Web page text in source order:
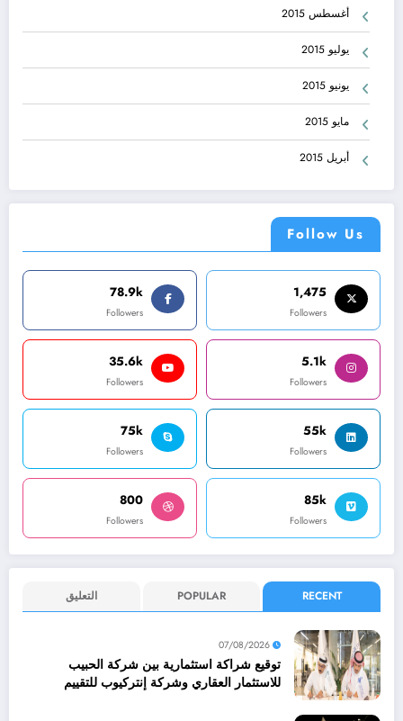
أغسطس 2015
يوليو 2015
يونيو 2015
مايو 2015
أبريل 2015
Follow Us
1,475
Followers
78.9k
Followers
5.1k
Followers
35.6k
Followers
55k
Followers
75k
Followers
85k
Followers
800
Followers
RECENT
POPULAR التعليق
07/08/2026
توقيع شراكة استثمارية بين شركة الحبيب
للاستثمار العقاري وشركة إنتركيوب للتقييم